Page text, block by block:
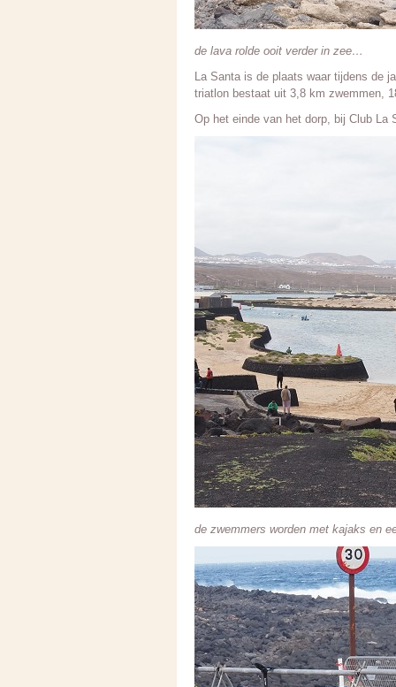
de lava rolde ooit verder in zee…
La Santa is de plaats waar tijdens de
triatlon bestaat uit 3,8 km zwemmen,
Op het einde van het dorp, bij Club La
de zwemmers worden met kajaks en